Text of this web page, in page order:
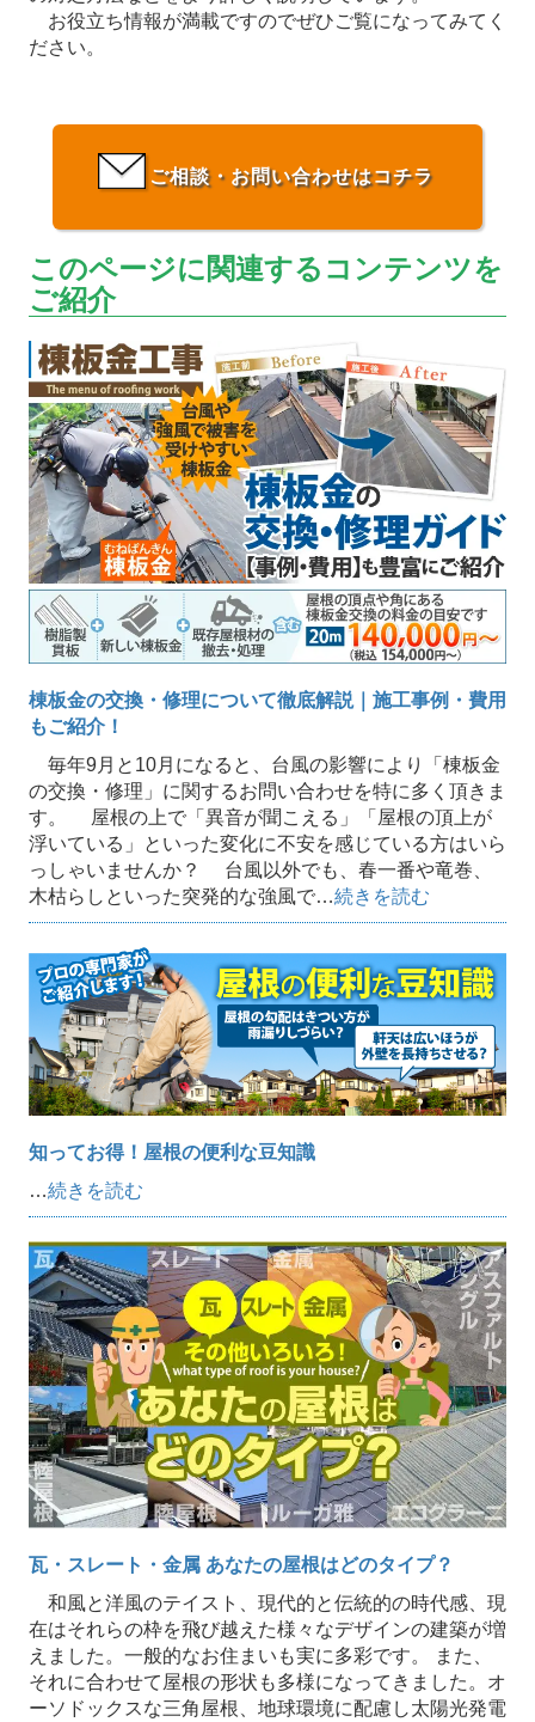
お役立ち情報が満載ですのでぜひご覧になってみてく
ださい。
ご相談・お問い合わせはコチラ
このページに関連するコンテンツを
ご紹介
棟板金の交換・修理について徹底解説｜施工事例・費用
もご紹介！
毎年9月と10月になると、台風の影響により「棟板金
の交換・修理」に関するお問い合わせを特に多く頂きま
す。 屋根の上で「異音が聞こえる」「屋根の頂上が
浮いている」といった変化に不安を感じている方はいら
っしゃいませんか？ 台風以外でも、春一番や竜巻、
木枯らしといった突発的な強風で…続きを読む
知ってお得！屋根の便利な豆知識
…続きを読む
瓦・スレート・金属 あなたの屋根はどのタイプ？
和風と洋風のテイスト、現代的と伝統的の時代感、現
在はそれらの枠を飛び越えた様々なデザインの建築が増
えました。一般的なお住まいも実に多彩です。 また、
それに合わせて屋根の形状も多様になってきました。オ
ーソドックスな三角屋根、地球環境に配慮し太陽光発電